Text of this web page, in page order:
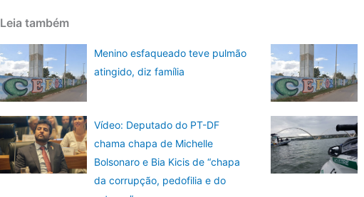
Leia também
Menino esfaqueado teve pulmão
atingido, diz família
Vídeo: Deputado do PT-DF
chama chapa de Michelle
Bolsonaro e Bia Kicis de “chapa
da corrupção, pedofilia e do